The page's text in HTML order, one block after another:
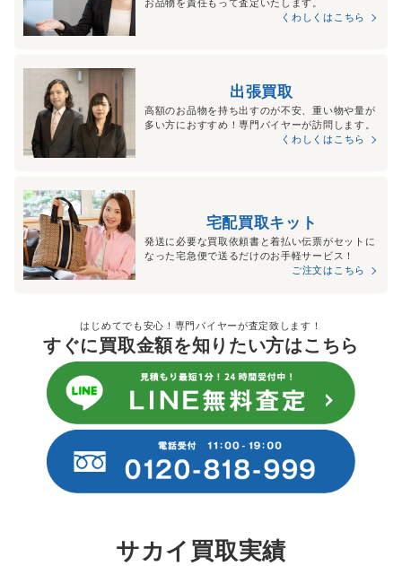
くわしくはこちら
出張買取
高額のお品物を持ち出すのが不安、重い物や量が
多い方におすすめ！専門バイヤーが訪問します。
くわしくはこちら
宅配買取キット
発送に必要な買取依頼書と着払い伝票がセットに
なった宅急便で送るだけのお手軽サービス！
ご注文はこちら
はじめてでも安心！専門バイヤーが査定致します！
すぐに買取金額を知りたい方はこちら
サカイ買取実績